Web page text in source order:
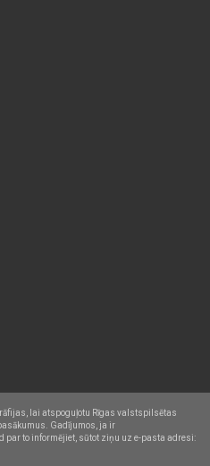
lai atspoguļotu Rīgas valstspilsētas
Gadījumos, ja ir
par to informējiet, sūtot ziņu uz e-pasta adresi: